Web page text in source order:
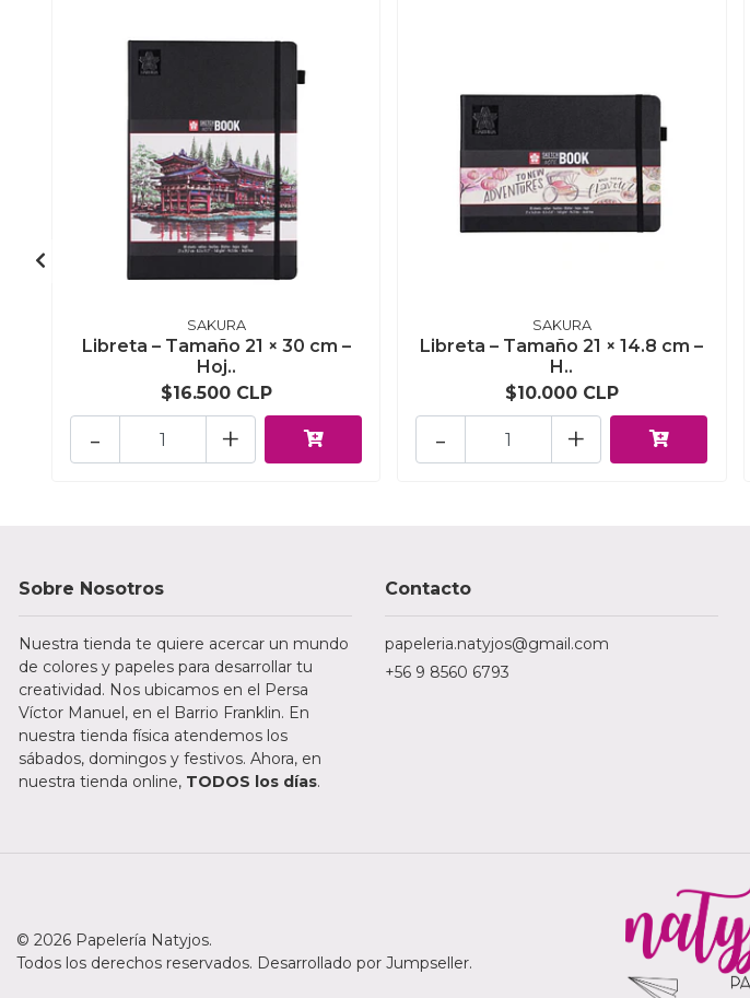
SAKURA
Libreta – Tamaño 21 × 30 cm –
Hoj..
$16.500 CLP
+
-
SAKURA
Libreta – Tamaño 21 × 14.8 cm –
H..
$10.000 CLP
+
-
Sobre Nosotros
Nuestra tienda te quiere acercar un mundo
de colores y papeles para desarrollar tu
creatividad. Nos ubicamos en el Persa
Víctor Manuel, en el Barrio Franklin. En
nuestra tienda física atendemos los
sábados, domingos y festivos. Ahora, en
nuestra tienda online, TODOS los días.
Contacto
papeleria.natyjos@gmail.com
+56 9 8560 6793
© 2026 Papelería Natyjos.
Todos los derechos reservados. Desarrollado por Jumpseller.